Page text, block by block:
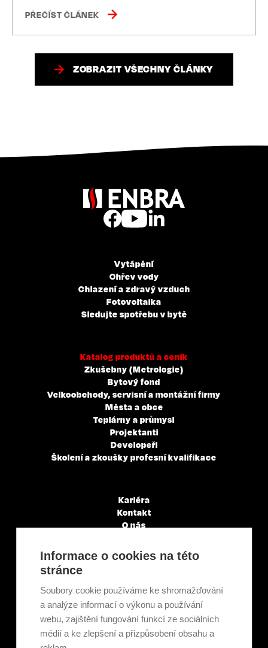
PŘEČÍST ČLÁNEK
ZOBRAZIT VŠECHNY ČLÁNKY
Vytápění
Ohřev vody
Chlazení a zdravý vzduch
Fotovoltaika
Sledujte spotřebu v bytě
Katalog produktů a ceník
Zkušebny (Metrologie)
Bytový fond
Velkoobchody, servisní a montážní firmy
Města a obce
Teplárny a průmysl
Projektanti
Developeři
Školení a zkoušky profesní kvalifikace
Kariéra
Kontakt
O nás
Články a novinky
GDPR & Cookies
Ekologická recyklace
Projekty EU
Intranet - Přihlášení
Přihlášení
Informace o cookies na této
stránce
Soubory cookie používáme ke shromažďování
a analýze informací o výkonu a používání
webu, zajištění fungování funkcí ze sociálních
médií a ke zlepšení a přizpůsobení obsahu a